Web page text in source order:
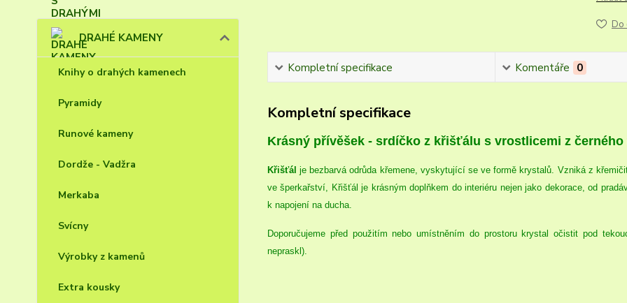
DRAHÉ KAMENY
Knihy o drahých kamenech
Pyramidy
Runové kameny
Dordže - Vadžra
Merkaba
Svícny
Výrobky z kamenů
Extra kousky
Do
Kompletní specifikace Komentáře 0
Kompletní specifikace
Krásný přívěšek - srdíčko z křišťálu s vrostlicemi z
Křišťál je bezbarvá odrůda křemene, vyskytující se ve formě krystalů. Vzniká z
ve šperkařství, Křišťál je krásným doplňkem do interiéru nejen jako dekorace, od
k napojení na ducha.
Doporučujeme před použitím nebo umístněním do prostoru krystal očistit pod
nepraskl).